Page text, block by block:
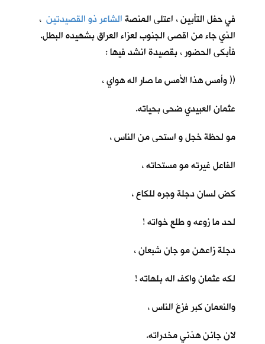
في حفل التأبين ، اعتلى المنصةالشاعر ذو القصيدتين ،
الذي جاء من اقصى الجنوب لعزاء العراق بشهيده البطل.
فأبكى الحضور ، بقصيدة انشد فيها :
(( وأمس هذا الأمس ما صار اله هواي ،
عثمان العبيدي ضحى بحياته.
مو لحظة خجل و استحى من الناس ،
الفاعل غيرته مو مستحاته ،
كض لسان دجلة وجره للكاع ،
لحد ما زوعه و طلع خواته !
دجلة زاعهن مو جان شبعان ،
لكه عثمان واكف اله بلهاته !
والنعمان كبر فزعَ الناس ،
لان جانن هذني مخدراته.